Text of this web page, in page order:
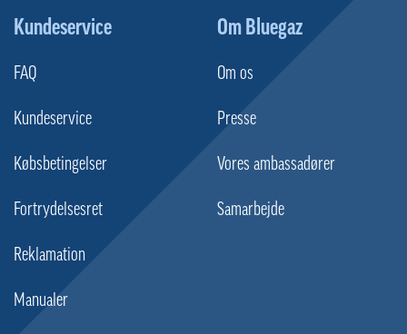
Kundeservice
FAQ
Kundeservice
Købsbetingelser
Fortrydelsesret
Reklamation
Manualer
Om Bluegaz
Om os
Presse
Vores ambassadører
Samarbejde